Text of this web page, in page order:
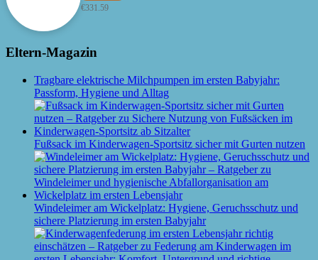
€331.59
Eltern-Magazin
Tragbare elektrische Milchpumpen im ersten Babyjahr:
Passform, Hygiene und Alltag
Fußsack im Kinderwagen-Sportsitz sicher mit Gurten nutzen
Windeleimer am Wickelplatz: Hygiene, Geruchsschutz und
sichere Platzierung im ersten Babyjahr